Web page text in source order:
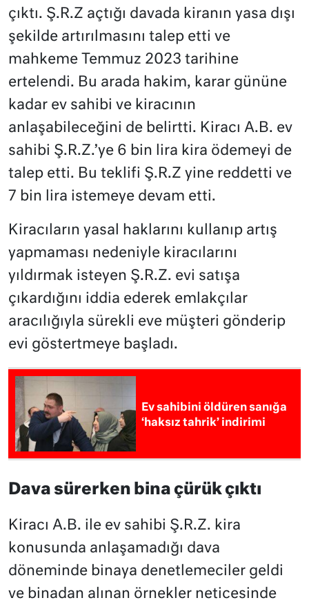
çıktı. Ş.R.Z açtığı davada kiranın yasa dışı
şekilde artırılmasını talep etti ve
mahkeme Temmuz 2023 tarihine
ertelendi. Bu arada hakim, karar gününe
kadar ev sahibi ve kiracının
anlaşabileceğini de belirtti. Kiracı A.B. ev
sahibi Ş.R.Z.’ye 6 bin lira kira ödemeyi de
talep etti. Bu teklifi Ş.R.Z yine reddetti ve
7 bin lira istemeye devam etti.
Kiracıların yasal haklarını kullanıp artış
yapmaması nedeniyle kiracılarını
yıldırmak isteyen Ş.R.Z. evi satışa
çıkardığını iddia ederek emlakçılar
aracılığıyla sürekli eve müşteri gönderip
evi göstertmeye başladı.
Ev sahibini öldüren sanığa
‘haksız tahrik’ indirimi
Dava sürerken bina çürük çıktı
Kiracı A.B. ile ev sahibi Ş.R.Z. kira
konusunda anlaşamadığı dava
döneminde binaya denetlemeciler geldi
ve binadan alınan örnekler neticesinde